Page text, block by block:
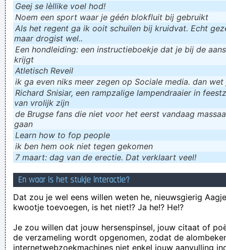
Geej se lèllike voel hod!
Noem een sport waar je géén blokfluit bij gebruikt
Als het regent ga ik ooit schuilen bij kruidvat. Echt
maar drogist wel..
Een hondleiding: een instructieboekje dat je bij de
krijgt
Atletisch Reveil
ik ga even niks meer zegen op Sociale media. dan
Richard Snisiar, een rampzalige lampendraaier in
van vrolijk zijn
de Brugse fans die niet voor het eerst vandaag
gaan
Learn how to fop people
ik ɓen hem ook niet tegen gekomen
7 maart: dag van de erectie. Dat verklaart veel!
En waar is het stukje interactie?
Dat zou je wel eens willen weten he, nieuwsgierig
kwootje toevoegen, is het niet!? Ja he!? He!?
Je zou willen dat jouw hersenspinsel, jouw citaat of
de verzameling wordt opgenomen, zodat de
internetwebzoekmachines niet enkel jouw aanvulling